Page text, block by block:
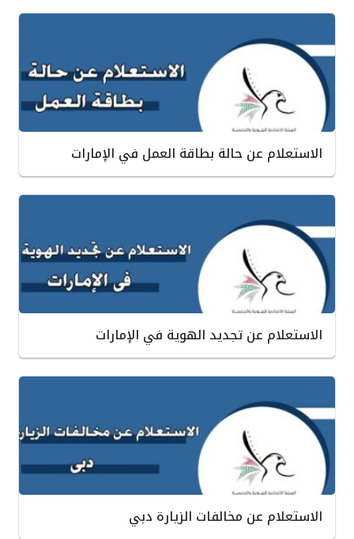
الاستعلام عن حالة بطاقة العمل في الإمارات
الاستعلام عن تجديد الهوية في الإمارات
الاستعلام عن مخالفات الزيارة دبي